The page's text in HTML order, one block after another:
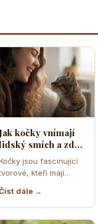
Jak kočky vnímají
smích a zda
považují za
radosti nebo
hrozbu
jsou fascinující
kteří mají
komunikace a vnímání
Když se…
dále →